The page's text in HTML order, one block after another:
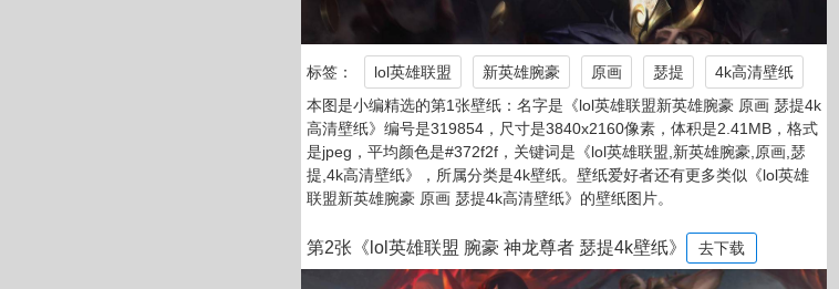
标签： lol英雄联盟 新英雄腕豪 原画 瑟提
4k高清壁纸
本图是小编精选的第1张壁纸：名字是《lol英雄联盟新英雄腕豪 原画 瑟提4k
高清壁纸》编号是319854，尺寸是3840x2160像素，体积是2.41MB，格式
是jpeg，平均颜色是#372f2f，关键词是《lol英雄联盟,新英雄腕豪,原画,瑟
提,4k高清壁纸》，所属分类是4k壁纸。壁纸爱好者还有更多类似《lol英雄
联盟新英雄腕豪 原画 瑟提4k高清壁纸》的壁纸图片。
第2张《lol英雄联盟 腕豪 神龙尊者 瑟提4k壁纸》 去下载